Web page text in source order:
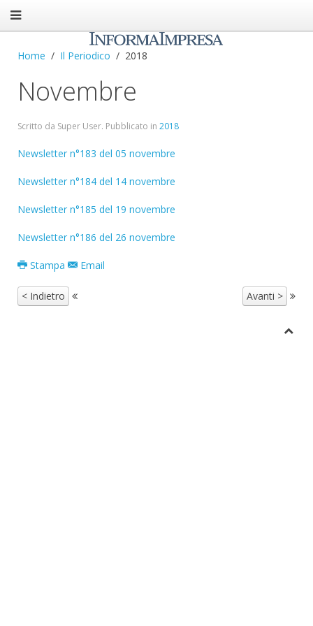
Home Il Periodico 2018
Novembre
Scritto da Super User. Pubblicato in 2018
Newsletter n°183 del 05 novembre
Newsletter n°184 del 14 novembre
Newsletter n°185 del 19 novembre
Newsletter n°186 del 26 novembre
Stampa Email
< Indietro Avanti >